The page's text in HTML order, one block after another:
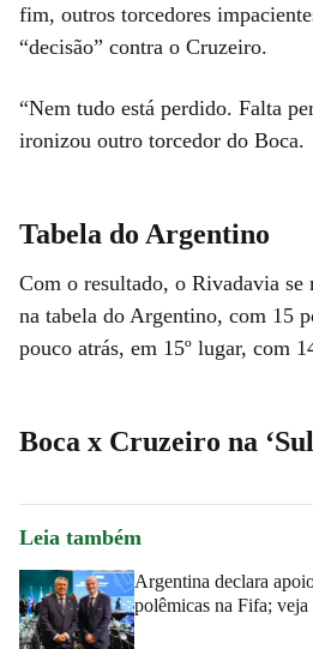
fim, outros torcedores
“decisão” contra o Cruzeiro.
“Nem tudo está perdido. Falta
ironizou outro torcedor do Boca.
Tabela do Argentino
Com o resultado, o Rivadavia se
na tabela do Argentino, com 15
pouco atrás, em 15º lugar, com
Boca x Cruzeiro na
Leia também
Argentina declara
polêmicas na Fifa;